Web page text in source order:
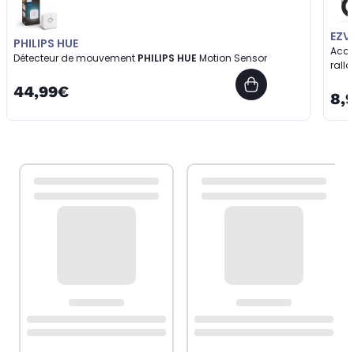
PHILIPS HUE
Détecteur de mouvement PHILIPS HUE Motion Sensor
44,99€